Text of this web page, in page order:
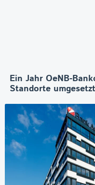
Ein Jahr OeNB-
Standorte umgesetzt